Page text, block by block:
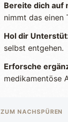
Bereite dich auf
nimmt das einen
Hol dir
selbst entgehen.
Erforsche
medikamentöse
ZUM NACHSPÜREN